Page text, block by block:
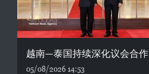
越南—泰国持续深化议会合作
05/08/2026 14:53